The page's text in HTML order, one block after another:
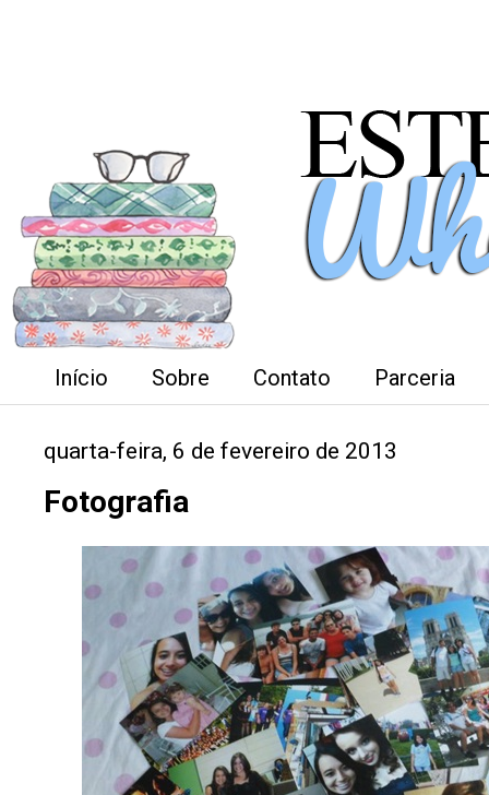
Início Sobre Contato Parceria
quarta-feira, 6 de fevereiro de 2013
Fotografia